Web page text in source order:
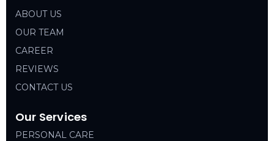
ABOUT US
OUR TEAM
CAREER
REVIEWS
CONTACT US
Our Services
PERSONAL CARE